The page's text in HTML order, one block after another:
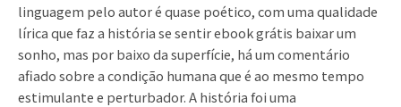
linguagem pelo autor é quase poético, com uma qualidade
lírica que faz a história se sentir ebook grátis baixar um
sonho, mas por baixo da superfície, há um comentário
afiado sobre a condição humana que é ao mesmo tempo
estimulante e perturbador. A história foi uma